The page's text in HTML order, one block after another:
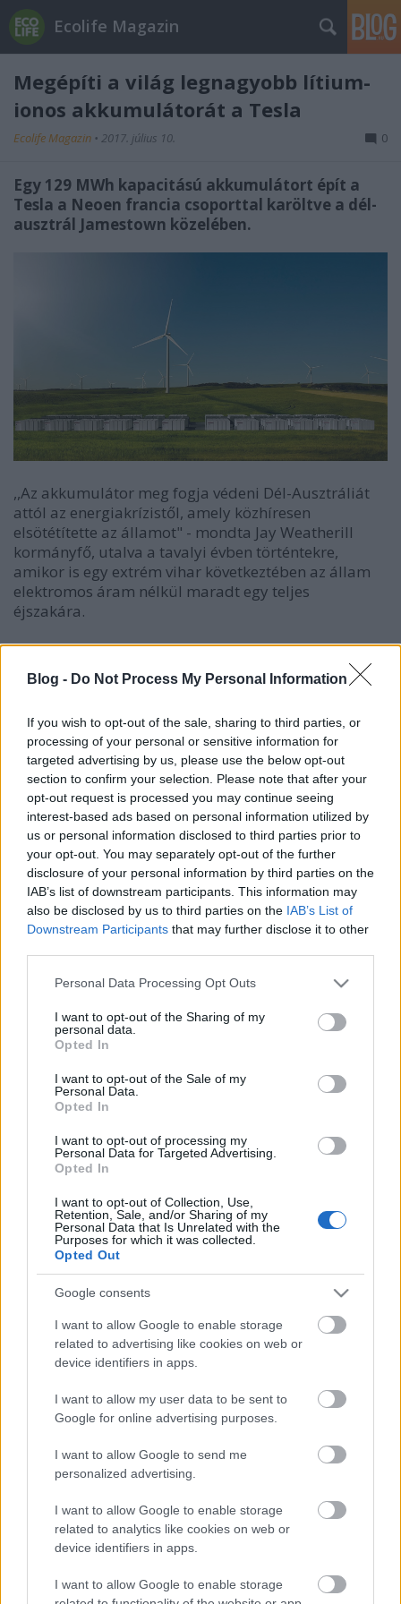
Blog - Do Not Process My Personal Information
If you wish to opt-out of the sale, sharing to third parties, or
processing of your personal or sensitive information for
targeted advertising by us, please use the below opt-out
section to confirm your selection. Please note that after your
opt-out request is processed you may continue seeing
interest-based ads based on personal information utilized by
us or personal information disclosed to third parties prior to
your opt-out. You may separately opt-out of the further
disclosure of your personal information by third parties on the
IAB’s list of downstream participants. This information may
also be disclosed by us to third parties on the IAB’s List of
Downstream Participants that may further disclose it to other
Please note that this website/app uses one or more Google
not limited to your visit or usage behaviour. You may click to
grant or deny consent to Google and its third-party tags to
use your data for below specified purposes in below Google
consent section.
Personal Data Processing Opt Outs
I want to opt-out of the Sharing of my
personal data.
Opted In
I want to opt-out of the Sale of my
Personal Data.
Opted In
I want to opt-out of processing my
Personal Data for Targeted Advertising.
Opted In
I want to opt-out of Collection, Use,
Retention, Sale, and/or Sharing of my
Personal Data that Is Unrelated with the
Purposes for which it was collected.
Opted Out
Google consents
I want to allow Google to enable storage
related to advertising like cookies on web or
device identifiers in apps.
I want to allow my user data to be sent to
Google for online advertising purposes.
I want to allow Google to send me
personalized advertising.
I want to allow Google to enable storage
related to analytics like cookies on web or
device identifiers in apps.
I want to allow Google to enable storage
Ecolife Magazin
Megépíti a világ legnagyobb lítium-
ionos akkumulátorát a Tesla
Ecolife Magazin • 2017. július 10. 0
Egy 129 MWh kapacitású akkumulátort épít a
Tesla a Neoen francia csoporttal karöltve a dél-
ausztrál Jamestown közelében.
,,Az akkumulátor meg fogja védeni Dél-Ausztráliát
attól az energiakrízistől, amely közhíresen
elsötétítette az államot" - mondta Jay Weatherill
kormányfő, utalva a tavalyi évben történtekre,
amikor is egy extrém vihar következtében az állam
elektromos áram nélkül maradt egy teljes
éjszakára.
A megállapodás szerint Elon Musk 100 napon belül
megépíti az akkumulátort, ha mégsem lenne elég ez
az időkeret, ingyen fog elkészülni a Dél-Ausztrália
energiaproblémáit megoldó szerkezet, amely
összeköttetésben, és az ott keletkező fölös energiát
fogja tárolni.
Forrás:bbc.com
Fotó: tribune-intl.com, bbc.com
Címkék:akkumulátor megújuló energia energiatárolás Tesla
Ajánlott bejegyzések:
A körforgásos gazdaság az ESG jelentés
svájci bicskája?
Klímahősök újratöltve
A WWF ÉnErdőm mobilalkalmazással akár
a nappaliban is lehet saját erdőnk